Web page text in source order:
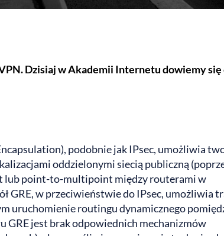
Dzisiaj w Akademii Internetu dowiemy się
podobnie jak IPsec, umożliwia
oddzielonymi siecią publiczną
point-to-multipoint między routerami w
GRE, w przeciwieństwie do IPsec, umożliwia
uruchomienie routingu dynamicznego
GRE jest brak odpowiednich mechanizmów